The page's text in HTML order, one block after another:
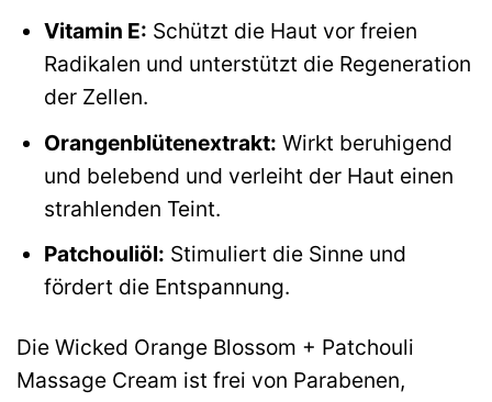
Vitamin E: Schützt die Haut vor freien
Radikalen und unterstützt die Regeneration
der Zellen.
Orangenblütenextrakt: Wirkt beruhigend
und belebend und verleiht der Haut einen
strahlenden Teint.
Patchouliöl: Stimuliert die Sinne und
fördert die Entspannung.
Die Wicked Orange Blossom + Patchouli
Massage Cream ist frei von Parabenen,